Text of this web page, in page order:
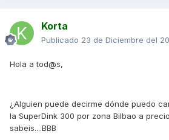
Korta
Publicado 23 de Diciembre del
Hola a tod@s,
¿Alguien puede decirme dónde puedo
la SuperDink 300 por zona Bilbao a
sabeis....BBB